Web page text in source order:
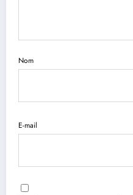
Nom
E-mail